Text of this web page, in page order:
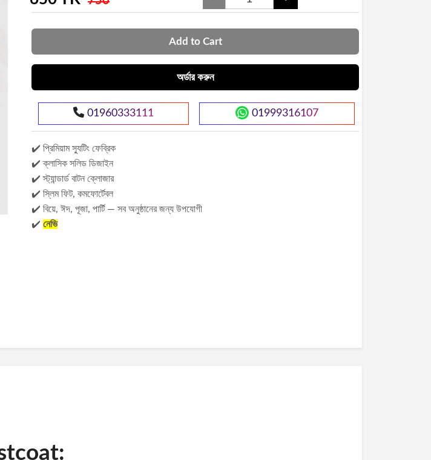
Add to Cart
অর্ডার করুন
01960333111 01999316107
✔️ প্রিমিয়াম স্যুটিং ফেব্রিক
✔️ ক্লাসিক সলিড ডিজাইন
✔️ স্ট্যান্ডার্ড বাটন ক্লোজার
✔️ স্লিম ফিট, কমফোর্টেবল
✔️ বিয়ে, ঈদ, পূজা, পার্টি — সব অনুষ্ঠানের জন্য উপযোগী
✔️ নেভি